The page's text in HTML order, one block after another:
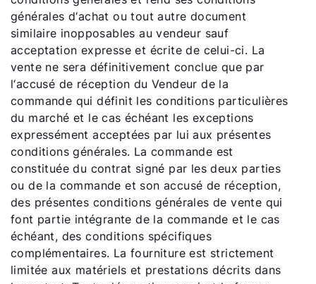
générales d‘achat ou tout autre document
similaire inopposables au vendeur sauf
acceptation expresse et écrite de celui-ci. La
vente ne sera définitivement conclue que par
l‘accusé de réception du Vendeur de la
commande qui définit les conditions particulières
du marché et le cas échéant les exceptions
expressément acceptées par lui aux présentes
conditions générales. La commande est
constituée du contrat signé par les deux parties
ou de la commande et son accusé de réception,
des présentes conditions générales de vente qui
font partie intégrante de la commande et le cas
échéant, des conditions spécifiques
complémentaires. La fourniture est strictement
limitée aux matériels et prestations décrits dans